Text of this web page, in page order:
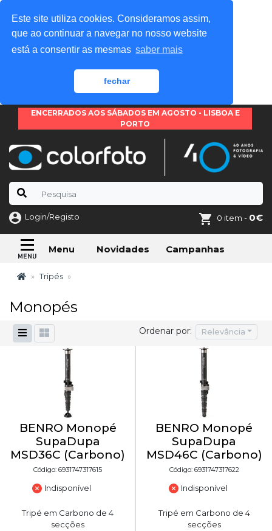
Este site utiliza cookies. Consideramos assim,
que ao continuar a navegar no nosso website
está a consentir as mesmas saber mais
fechar
ENCERRADOS AOS SÁBADOS EM AGOSTO - LISBOA E
PORTO
Login/Registo 0 item - 0€
Menu Novidades Campanhas
Tripés
Monopés
Ordenar por: Relevância
BENRO Monopé
SupaDupa
MSD36C (Carbono)
Código: 6931747317615
Indisponível
Tripé em Carbono de 4
secções
BENRO Monopé
SupaDupa
MSD46C (Carbono)
Código: 6931747317622
Indisponível
Tripé em Carbono de 4
secções